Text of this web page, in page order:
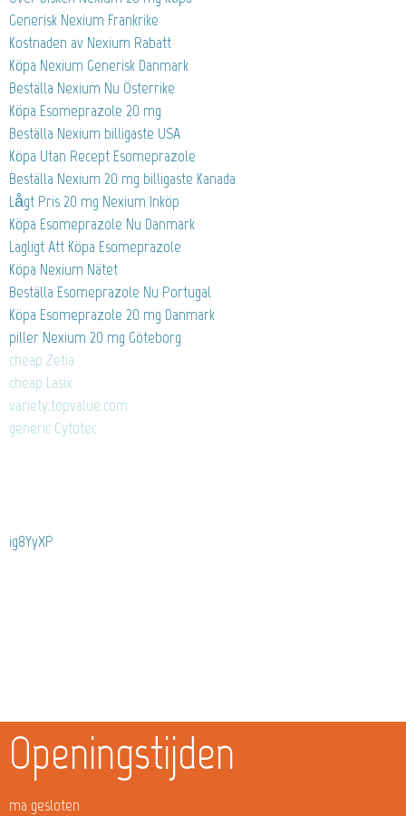
Generisk Nexium Frankrike
Kostnaden av Nexium Rabatt
Köpa Nexium Generisk Danmark
Beställa Nexium Nu Österrike
Köpa Esomeprazole 20 mg
Beställa Nexium billigaste USA
Köpa Utan Recept Esomeprazole
Beställa Nexium 20 mg billigaste Kanada
Lågt Pris 20 mg Nexium Inköp
Köpa Esomeprazole Nu Danmark
Lagligt Att Köpa Esomeprazole
Köpa Nexium Nätet
Beställa Esomeprazole Nu Portugal
Köpa Esomeprazole 20 mg Danmark
piller Nexium 20 mg Göteborg
cheap Zetia
cheap Lasix
variety.topvalue.com
generic Cytotec
ig8YyXP
Openingstijden
ma gesloten